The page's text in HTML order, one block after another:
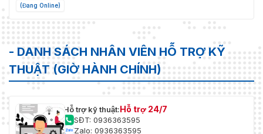
(Đang Online)
- DANH SÁCH NHÂN VIÊN HỖ TRỢ KỸ
THUẬT (GIỜ HÀNH CHÍNH)
Hỗ trợ kỹ thuật:Hỗ trợ 24/7
SĐT: 0936363595
Zalo: 0936363595